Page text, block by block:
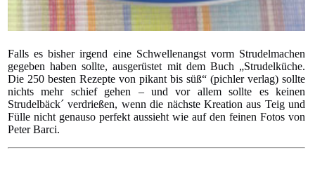
Falls es bisher irgend eine Schwellenangst vorm Strudelmachen
gegeben haben sollte, ausgerüstet mit dem Buch „Strudelküche.
Die 250 besten Rezepte von pikant bis süß“ (pichler verlag) sollte
nichts mehr schief gehen – und vor allem sollte es keinen
Strudelbäck´ verdrießen, wenn die nächste Kreation aus Teig und
Fülle nicht genauso perfekt aussieht wie auf den feinen Fotos von
Peter Barci.